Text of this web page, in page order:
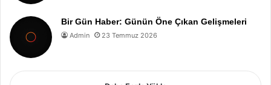
Bir Gün Haber: Günün Öne Çıkan Gelişmeleri
Admin 23 Temmuz 2026